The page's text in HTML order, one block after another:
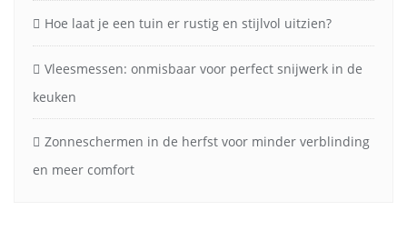
Hoe laat je een tuin er rustig en stijlvol uitzien?
Vleesmessen: onmisbaar voor perfect snijwerk in de
keuken
Zonneschermen in de herfst voor minder verblinding
en meer comfort